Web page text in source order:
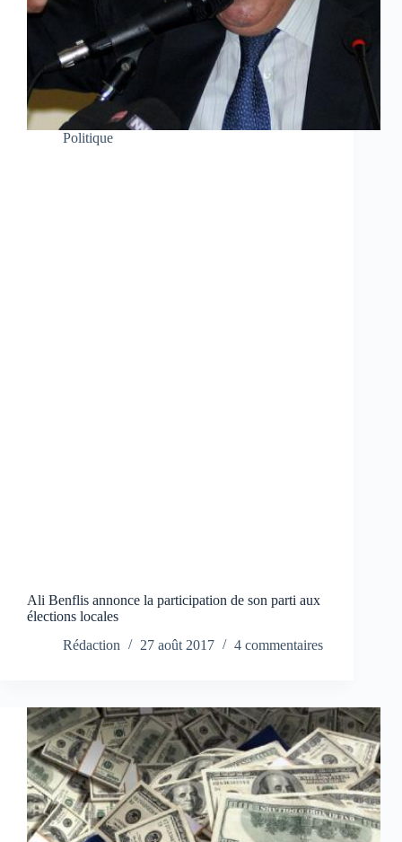
Politique
Ali Benflis annonce la participation de son parti aux
élections locales
Rédaction
27 août 2017 4 commentaires